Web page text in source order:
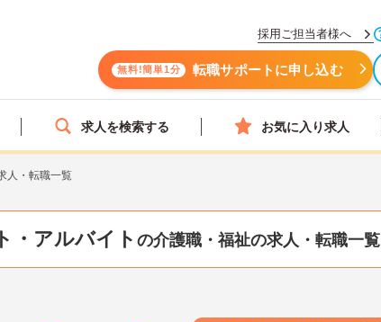
採用ご担当者様へ
無料!簡単1分 転職サポートに申し込む
求人を検索する お気に入り求人
人・転職一覧
・アルバイト の介護職・福祉の求人・転職一覧